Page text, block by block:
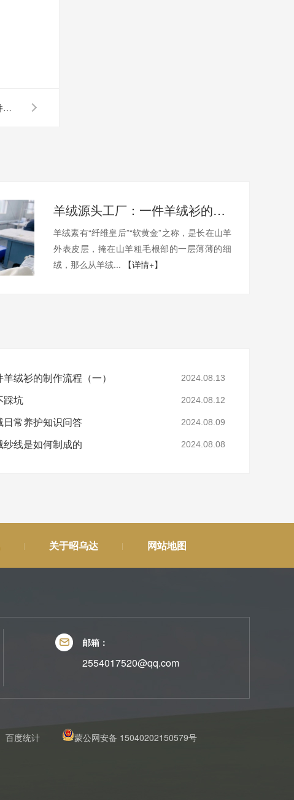
为什么妈妈那个年代的羊绒衫不起球并且耐穿？
羊绒源头工厂：一件羊绒衫的制作流程（三）
羊绒素有“纤维皇后”“软黄金”之称，是长在山羊
外表皮层，掩在山羊粗毛根部的一层薄薄的细
绒，那么从羊绒...
【详情+】
绒衫的制作流程（一） 2024.08.13
踩坑 2024.08.12
常养护知识问答 2024.08.09
线是如何制成的 2024.08.08
关于昭乌达 网站地图
邮箱：
2554017520@qq.com
百度统计 蒙公网安备 15040202150579号